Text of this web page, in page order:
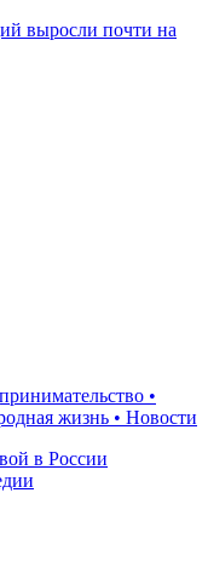
выросли почти на
•
жизнь • Новости
в России